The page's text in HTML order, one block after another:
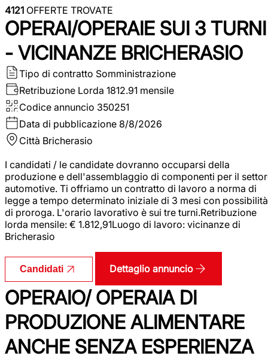
4121 OFFERTE TROVATE
OPERAI/OPERAIE SUI 3 TURNI
- VICINANZE BRICHERASIO
Tipo di contratto Somministrazione
Retribuzione Lorda 1812.91 mensile
Codice annuncio 350251
Data di pubblicazione 8/8/2026
Città Bricherasio
I candidati / le candidate dovranno occuparsi della
produzione e dell'assemblaggio di componenti per il
automotive. Ti offriamo un contratto di lavoro a norma di
legge a tempo determinato iniziale di 3 mesi con possibilità
di proroga. L'orario lavorativo è sui tre turni.Retribuzione
lorda mensile: € 1.812,91Luogo di lavoro: vicinanze di
Bricherasio
Candidati Dettaglio annuncio
OPERAIO/ OPERAIA DI
PRODUZIONE ALIMENTARE
ANCHE SENZA ESPERIENZA